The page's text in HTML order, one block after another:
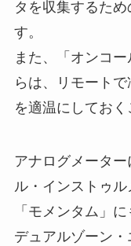
タを収集するた
す。
また、「オンコ
らは、リモート
を適温にしておく
アナログメータ
ル・インストゥ
「モメンタム」
デュアルゾーン